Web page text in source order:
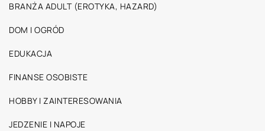
BRANŻA ADULT (EROTYKA, HAZARD)
DOM I OGRÓD
EDUKACJA
FINANSE OSOBISTE
HOBBY I ZAINTERESOWANIA
JEDZENIE I NAPOJE